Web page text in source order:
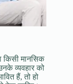
किसी मानसिक
व्यवहार को
हैं, तो हो